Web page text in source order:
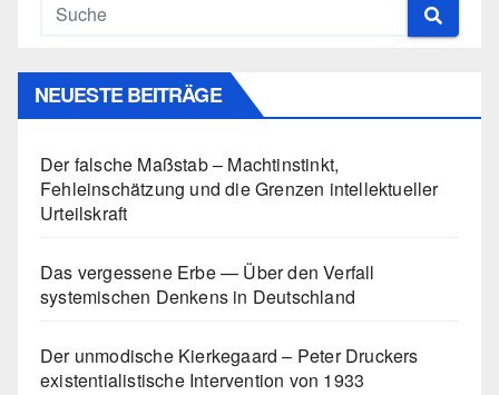
NEUESTE BEITRÄGE
Der falsche Maßstab – Machtinstinkt,
Fehleinschätzung und die Grenzen intellektueller
Urteilskraft
Das vergessene Erbe — Über den Verfall
systemischen Denkens in Deutschland
Der unmodische Kierkegaard – Peter Druckers
existentialistische Intervention von 1933